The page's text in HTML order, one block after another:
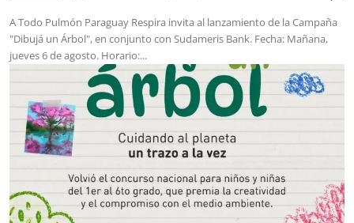
A Todo Pulmón Paraguay Respira invita al lanzamiento de la Campaña
"Dibujá un Árbol", en conjunto con Sudameris Bank. Fecha: Mañana,
jueves 6 de agosto. Horario:...